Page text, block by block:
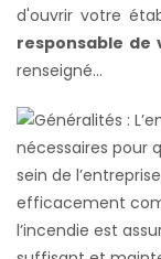
d'ouvrir votre
responsable
renseigné...